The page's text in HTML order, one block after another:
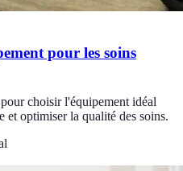
pour les soins
choisir l'équipement idéal
optimiser la qualité des soins.